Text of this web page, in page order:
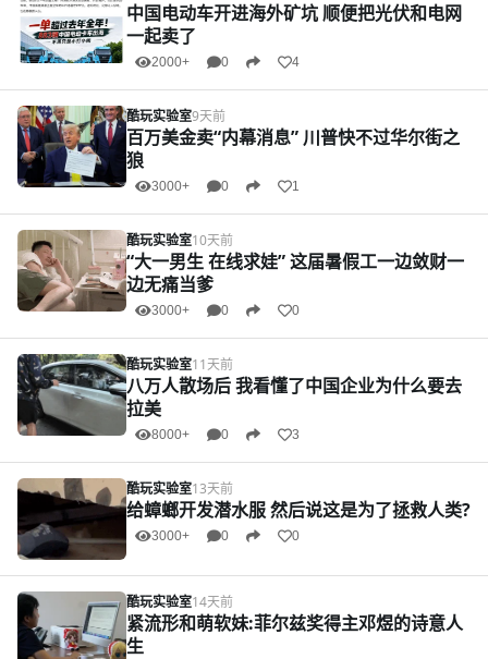
中国电动车开进海外矿坑 顺便把光伏和电网
一起卖了
2000+ 0 4
酷玩实验室9天前
百万美金卖“内幕消息” 川普快不过华尔街之
狼
3000+ 0 1
酷玩实验室10天前
“大一男生 在线求娃” 这届暑假工一边敛财一
边无痛当爹
3000+ 0 0
酷玩实验室11天前
八万人散场后 我看懂了中国企业为什么要去
拉美
8000+ 0 3
酷玩实验室13天前
给蟑螂开发潜水服 然后说这是为了拯救人类?
3000+ 0 0
酷玩实验室14天前
紧流形和萌软妹:菲尔兹奖得主邓煜的诗意人
生